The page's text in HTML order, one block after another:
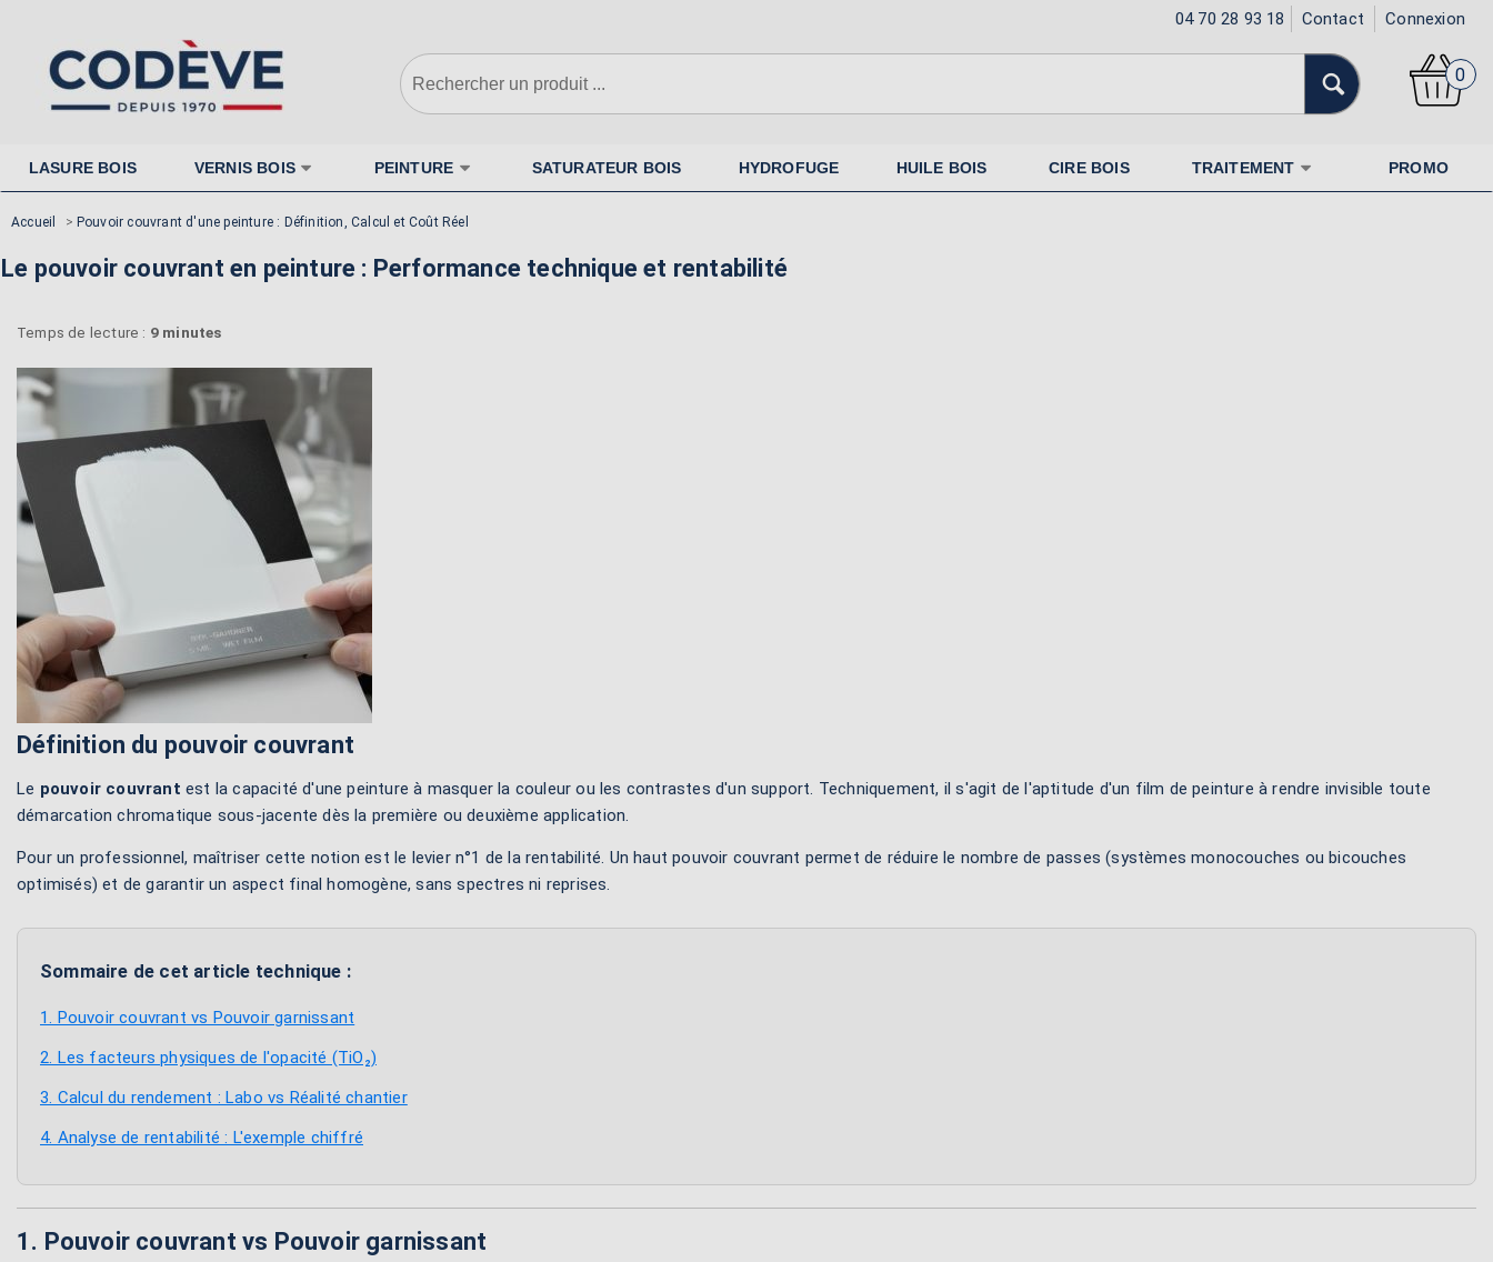
04 70 28 93 18 Contact Connexion
0
LASURE BOIS VERNIS BOIS PEINTURE SATURATEUR BOIS HYDROFUGE HUILE BOIS CIRE BOIS TRAITEMENT PROMO
Accueil > Pouvoir couvrant d'une peinture : Définition, Calcul et Coût Réel
Le pouvoir couvrant en peinture : Performance technique et rentabilité
Temps de lecture : 9 minutes
Définition du pouvoir couvrant
Le pouvoir couvrant est la capacité d'une peinture à masquer la couleur ou les contrastes d'un support. Techniquement, il s'agit de l'aptitude d'un film de peinture à rendre invisible toute
démarcation chromatique sous-jacente dès la première ou deuxième application.
Pour un professionnel, maîtriser cette notion est le levier n°1 de la rentabilité. Un haut pouvoir couvrant permet de réduire le nombre de passes (systèmes monocouches ou bicouches
optimisés) et de garantir un aspect final homogène, sans spectres ni reprises.
Sommaire de cet article technique :
1. Pouvoir couvrant vs Pouvoir garnissant
2. Les facteurs physiques de l'opacité (TiO₂)
3. Calcul du rendement : Labo vs Réalité chantier
4. Analyse de rentabilité : L'exemple chiffré
1. Pouvoir couvrant vs Pouvoir garnissant